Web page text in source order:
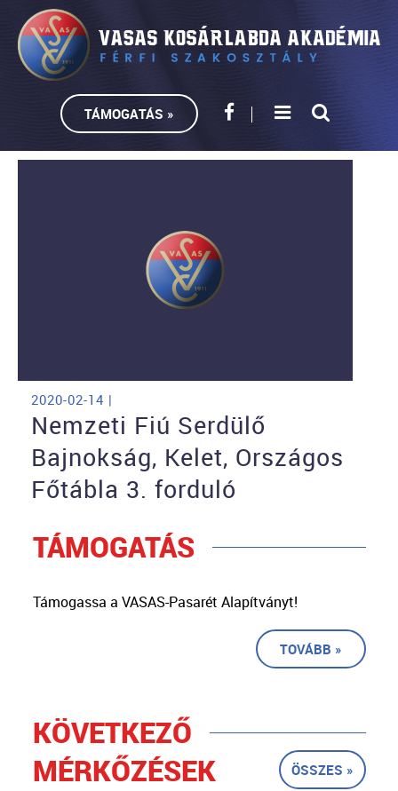
TÁMOGATÁS »
2020-02-14 |
Nemzeti Fiú Serdülő
Bajnokság, Kelet, Országos
Főtábla 3. forduló
TÁMOGATÁS
Támogassa a VASAS-Pasarét Alapítványt!
TOVÁBB »
KÖVETKEZŐ
MÉRKŐZÉSEK
ÖSSZES »